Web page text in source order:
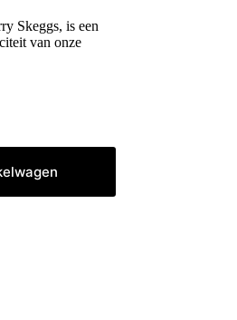
Skeggs, is een
van onze